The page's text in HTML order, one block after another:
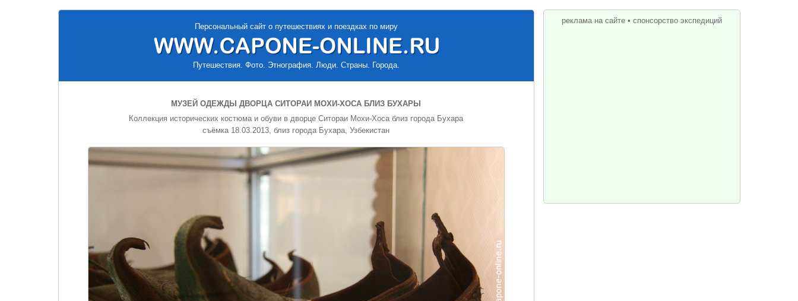
Персональный сайт о путешествиях и поездках по миру
Путешествия. Фото. Этнография. Люди. Страны. Города.
МУЗЕЙ ОДЕЖДЫ ДВОРЦА СИТОРАИ МОХИ-ХОСА БЛИЗ БУХАРЫ
Коллекция исторических костюма и обуви в дворце Ситораи Мохи-Хоса близ города Бухара
съёмка 18.03.2013, близ города Бухара, Узбекистан
реклама на сайте• спонсорство экспедиций